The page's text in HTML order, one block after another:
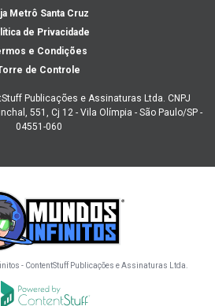
Metrô Santa Cruz
de Privacidade
e Condições
de Controle
Publicações e Assinaturas Ltda. CNPJ
551, Cj 12 - Vila Olímpia - São Paulo/SP -
04551-060
- ContentStuff Publicações e Assinaturas Ltda.